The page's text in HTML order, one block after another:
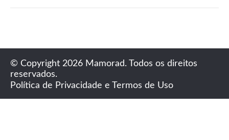
© Copyright 2026 Mamorad. Todos os direitos
reservados.
Política de Privacidade e Termos de Uso